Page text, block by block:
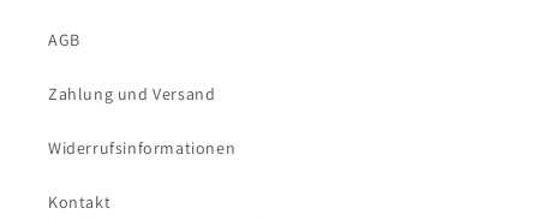
AGB
Zahlung und Versand
Widerrufsinformationen
Kontakt